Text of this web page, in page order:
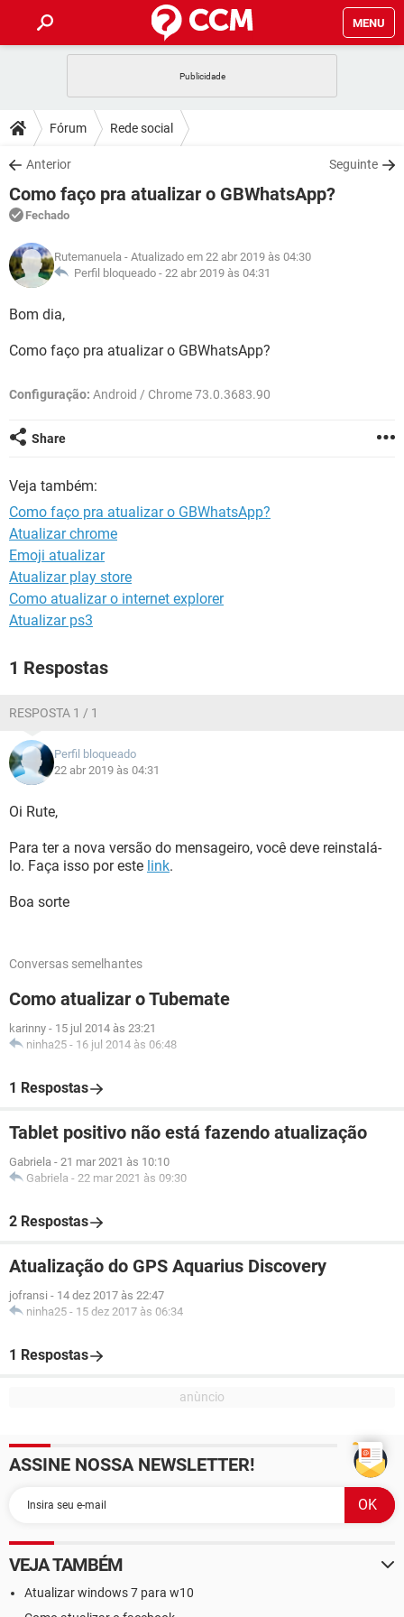
MENU
CELULAR
OUTLOOK
INSTAGRAM GMAIL
GUIA DE COMPRAS
DICAS
JOGOS
OUTLOOK
INSTAGRAM
GUIA DE COMPRAS
DOWNLOADS
JOGOS WHATSAPP
CELULAR
OUTLOOK EXCEL
INSTAGRAM
GUIA DE COMPRAS
FÓRUM
JOGOS
CELULAR FACEBOOK
GLOSSÁRIO
JOGOS
CELULAR
OUTLOOK EXCEL
Fórum Rede social
Anterior Seguinte
Como faço pra atualizar o GBWhatsApp?
Fechado
Rutemanuela - Atualizado em 22 abr 2019 às 04:30
Perfil bloqueado - 22 abr 2019 às 04:31
Bom dia,
Como faço pra atualizar o GBWhatsApp?
Configuração: Android / Chrome 73.0.3683.90
Share
Veja também:
Como faço pra atualizar o GBWhatsApp?
Atualizar chrome
Emoji atualizar
Atualizar play store
Como atualizar o internet explorer
Atualizar ps3
1 Respostas
RESPOSTA 1 / 1
Perfil bloqueado
22 abr 2019 às 04:31
Oi Rute,
Para ter a nova versão do mensageiro, você deve reinstalá-
lo. Faça isso por este link.
Boa sorte
Conversas semelhantes
Como atualizar o Tubemate
karinny - 15 jul 2014 às 23:21
ninha25 - 16 jul 2014 às 06:48
1 Respostas
Tablet positivo não está fazendo atualização
Gabriela - 21 mar 2021 às 10:10
Gabriela - 22 mar 2021 às 09:30
2 Respostas
Atualização do GPS Aquarius Discovery
jofransi - 14 dez 2017 às 22:47
ninha25 - 15 dez 2017 às 06:34
1 Respostas
ASSINE NOSSA NEWSLETTER!
VEJA TAMBÉM
Atualizar windows 7 para w10